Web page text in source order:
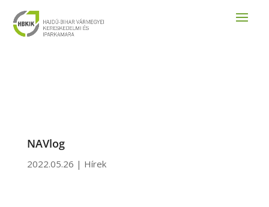
NAVlog
2022.05.26 | Hírek